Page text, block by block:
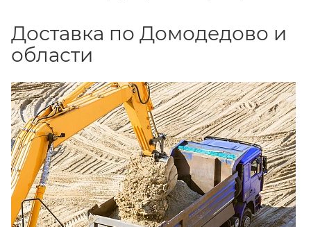
Доставка по Домодедово и
области